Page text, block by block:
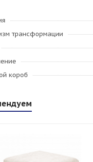
трансформации
короб